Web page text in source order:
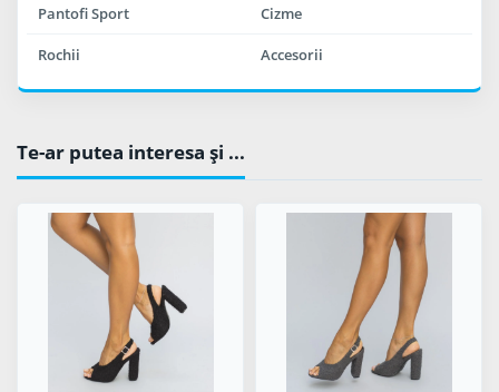
Pantofi Sport Cizme
Rochii Accesorii
Te-ar putea interesa şi ...